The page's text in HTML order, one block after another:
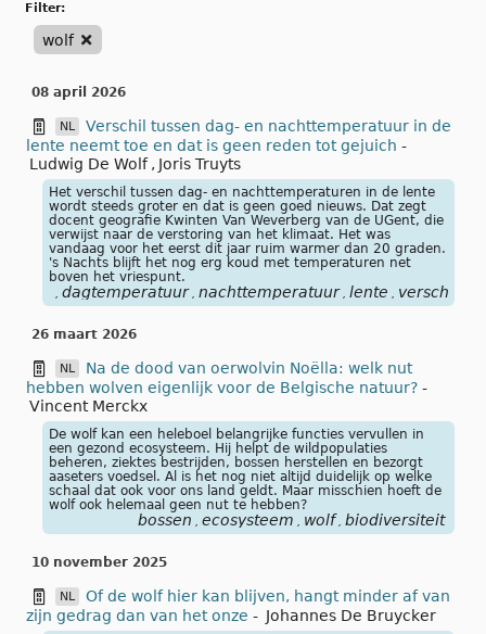
filter:
wolf
08 april 2026
NL
Verschil tussen dag- en nachttemperatuur in de
lente neemt toe en dat is geen reden tot gejuich -
Ludwig De Wolf , Joris Truyts
Het verschil tussen dag- en nachttemperaturen in de lente
wordt steeds groter en dat is geen goed nieuws. Dat zegt
docent geografie Kwinten Van Weverberg van de UGent, die
verwijst naar de verstoring van het klimaat. Het was
vandaag voor het eerst dit jaar ruim warmer dan 20 graden.
's Nachts blijft het nog erg koud met temperaturen net
boven het vriespunt.
dagtemperatuur nachttemperatuur lente verschil
26 maart 2026
NL
Na de dood van oerwolvin Noëlla: welk nut
hebben wolven eigenlijk voor de Belgische natuur? -
Vincent Merckx
De wolf kan een heleboel belangrijke functies vervullen in
een gezond ecosysteem. Hij helpt de wildpopulaties
beheren, ziektes bestrijden, bossen herstellen en bezorgt
aaseters voedsel. Al is het nog niet altijd duidelijk op welke
schaal dat ook voor ons land geldt. Maar misschien hoeft de
wolf ook helemaal geen nut te hebben?
bossen ecosysteem wolf biodiversiteit
10 november 2025
NL
Of de wolf hier kan blijven, hangt minder af van
zijn gedrag dan van het onze - Johannes De Bruycker